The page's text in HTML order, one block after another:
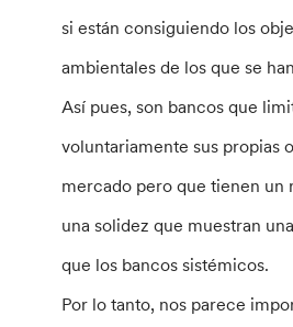
si están consiguiendo los
ambientales de los que se
Así pues, son bancos que
voluntariamente sus propias
mercado pero que tienen un
una solidez que muestran
que los bancos sistémicos.
Por lo tanto, nos parece